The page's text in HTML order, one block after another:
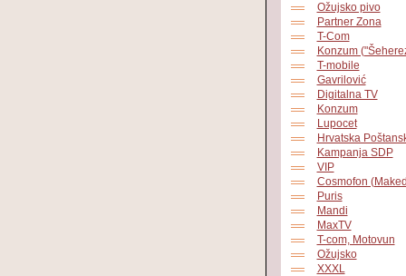
Ožujsko pivo
Partner Zona
T-Com
Konzum
T-mobile
Gavrilović
Digitalna TV
Konzum
Lupocet
Hrvatska
Kampanja SDP
VIP
Cosmofon
Puris
Mandi
MaxTV
T-com, Motovun
Ožujsko
XXXL